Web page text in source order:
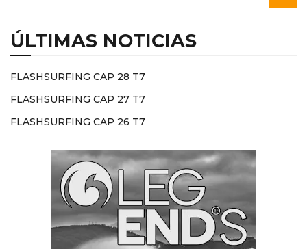
ÚLTIMAS NOTICIAS
FLASHSURFING CAP 28 T7
FLASHSURFING CAP 27 T7
FLASHSURFING CAP 26 T7